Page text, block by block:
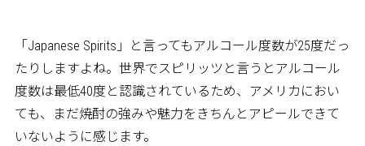
「Japanese Spirits」と言ってもアルコール度数が25度だっ
たりしますよね。世界でスピリッツと言うとアルコール
度数は最低40度と認識されているため、アメリカにおい
ても、まだ焼酎の強みや魅力をきちんとアピールできて
いないように感じます。